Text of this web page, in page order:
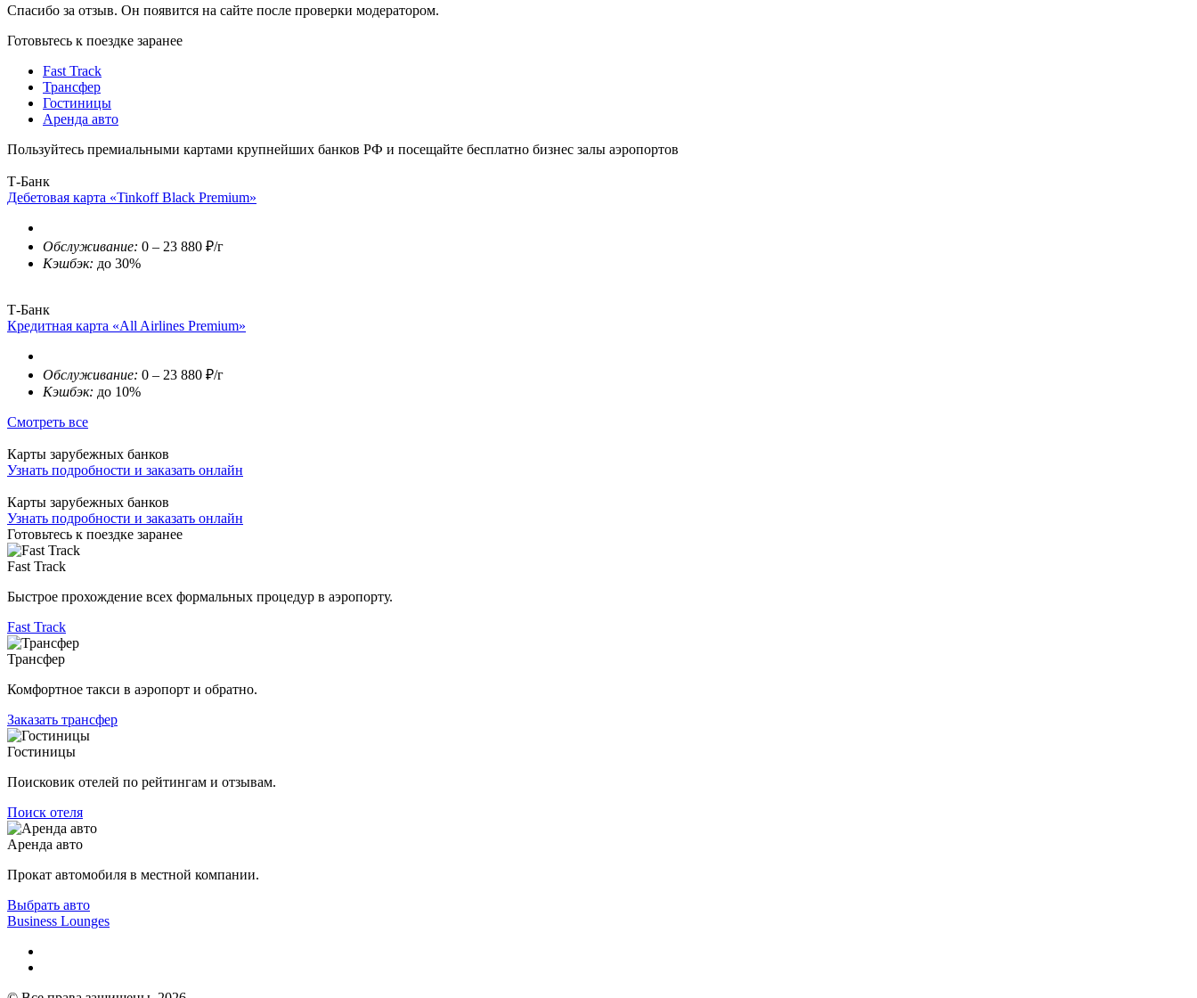
Спасибо за отзыв. Он появится на сайте после проверки модератором.
Готовьтесь к поездке заранее
Fast Track
Трансфер
Гостиницы
Аренда авто
Пользуйтесь премиальными картами крупнейших банков РФ и посещайте бесплатно бизнес залы аэропортов
Т-Банк
Дебетовая карта «Tinkoff Black Premium»
Обслуживание: 0 – 23 880 ₽/г
Кэшбэк: до 30%
Т-Банк
Кредитная карта «All Airlines Premium»
Обслуживание: 0 – 23 880 ₽/г
Кэшбэк: до 10%
Смотреть все
Карты зарубежных банков
Узнать подробности и заказать онлайн
Карты зарубежных банков
Узнать подробности и заказать онлайн
Готовьтесь к поездке заранее
Fast Track
Быстрое прохождение всех формальных процедур в аэропорту.
Fast Track
Трансфер
Комфортное такси в аэропорт и обратно.
Заказать трансфер
Гостиницы
Поисковик отелей по рейтингам и отзывам.
Поиск отеля
Аренда авто
Прокат автомобиля в местной компании.
Выбрать авто
Business Lounges